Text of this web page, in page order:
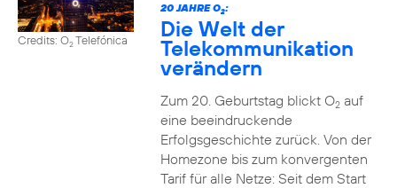
Credits: O2Telefónica
20 JAHRE O2:
Die Welt der
Telekommunikation
verändern
Zum 20. Geburtstag blickt O2auf
eine beeindruckende
Erfolgsgeschichte zurück. Von der
Homezone bis zum konvergenten
Tarif für alle Netze: Seit dem Start